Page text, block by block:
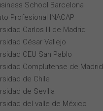
School Barcelona
Profesional INACAP
Carlos III de Madrid
César Vallejo
CEU San Pablo
Complutense de Madrid
de Chile
de Sevilla
del valle de México